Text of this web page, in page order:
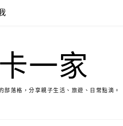
一家
部落格，分享親子生活、旅遊、日常點滴。